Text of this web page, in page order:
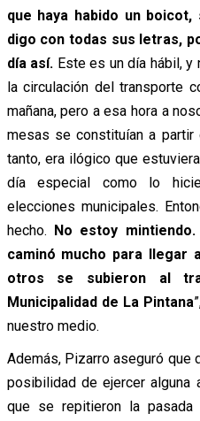
que haya habido un
digo con todas sus letras,
día así. Este es un día hábil, y
la circulación del transporte
mañana, pero a esa hora a
mesas se constituían a
tanto, era ilógico que
día especial como lo
elecciones municipales.
hecho.
No estoy
caminó mucho para llegar
otros se subieron al
Municipalidad de La Pintana
nuestro medio.
Además, Pizarro aseguró que
posibilidad de ejercer
que se repitieron la pasada